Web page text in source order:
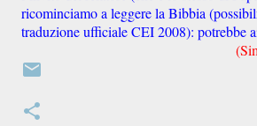
ricominciamo a leggere la Bibbia
traduzione ufficiale CEI 2008): potrebbe